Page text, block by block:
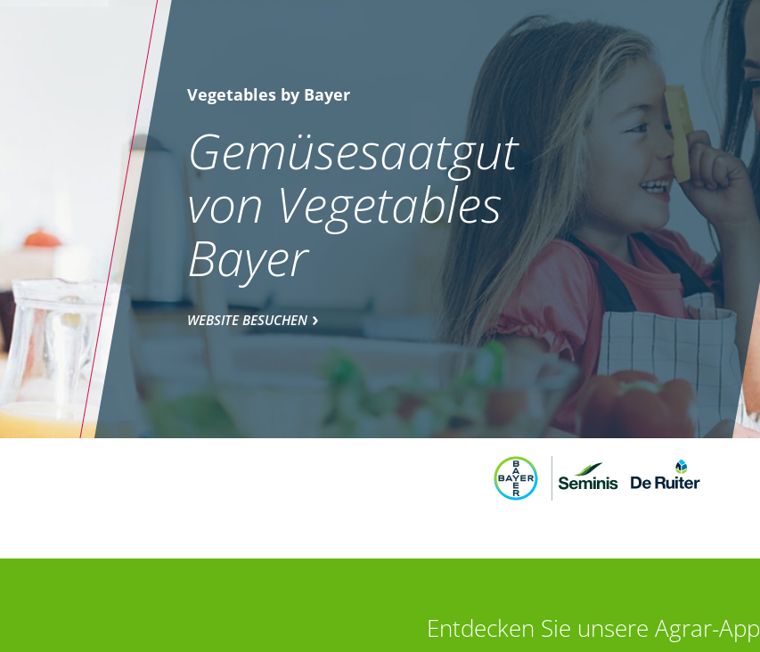
Vegetables by Bayer
Gemüsesaatgut
von Vegetables
Bayer
WEBSITE BESUCHEN
Entdecken Sie unsere Agrar-